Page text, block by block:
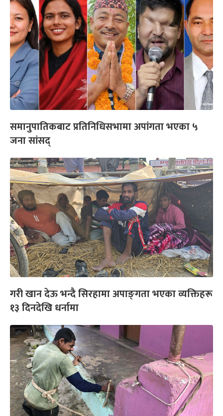
समानुपातिकबाट प्रतिनिधिसभामा अपांगता भएका ५
जना सांसद्
गरी खान देऊ भन्दै सिरहामा अपाङ्‍गता भएका व्यक्तिहरू
१३ दिनदेखि धर्नामा